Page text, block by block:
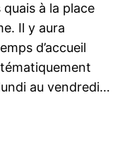
à la place
Il y aura
d’accueil
au vendredi…